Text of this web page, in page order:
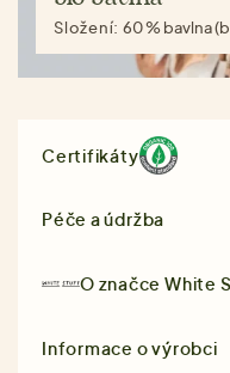
Složení:60 % bavlna
Certifikáty
Péče a údržba
O značceWhite
Informace o výrobci